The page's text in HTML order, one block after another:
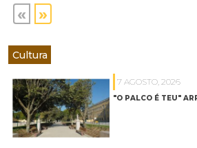
« »
Cultura
7 AGOSTO, 2026
"O PALCO É TEU"